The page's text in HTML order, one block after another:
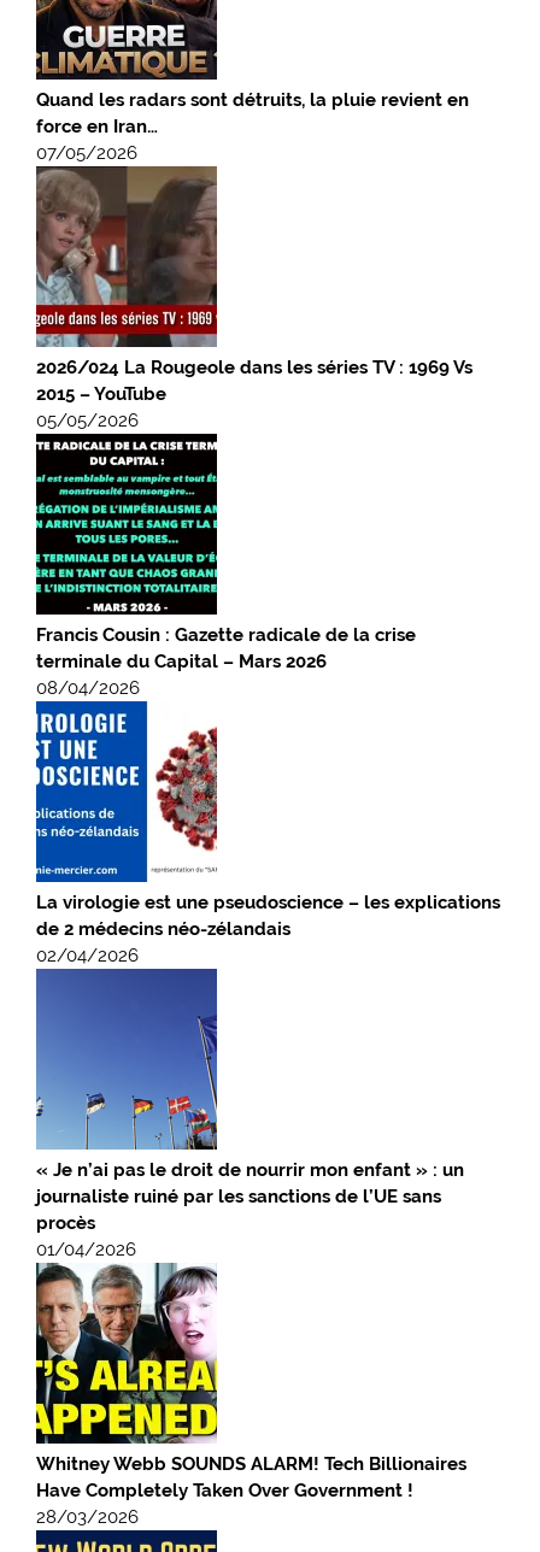
Quand les radars sont détruits, la pluie revient en
force en Iran…
07/05/2026
2026/024 La Rougeole dans les séries TV : 1969 Vs
2015 – YouTube
05/05/2026
Francis Cousin : Gazette radicale de la crise
terminale du Capital – Mars 2026
08/04/2026
La virologie est une pseudoscience – les explications
de 2 médecins néo-zélandais
02/04/2026
« Je n’ai pas le droit de nourrir mon enfant » : un
journaliste ruiné par les sanctions de l’UE sans
procès
01/04/2026
Whitney Webb SOUNDS ALARM! Tech Billionaires
Have Completely Taken Over Government !
28/03/2026